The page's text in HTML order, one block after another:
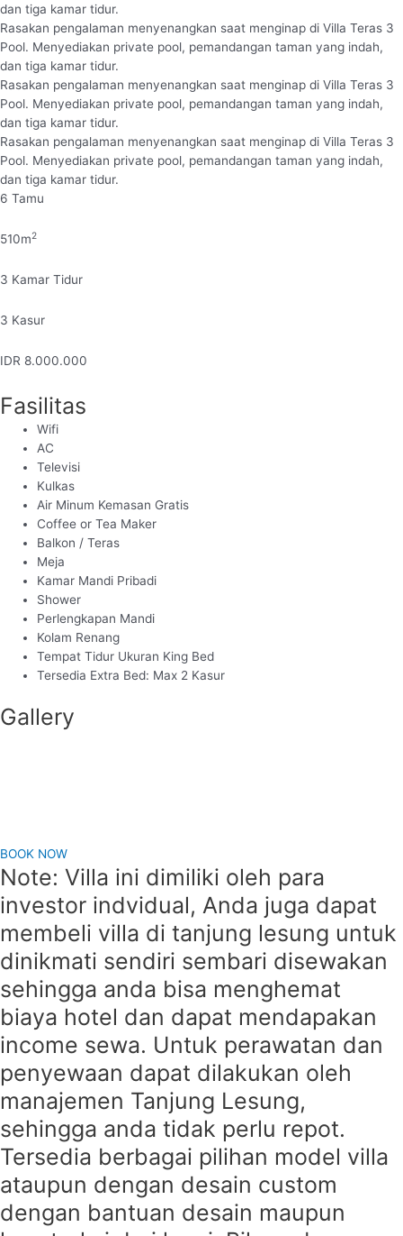
dan tiga kamar tidur.
Rasakan pengalaman menyenangkan saat menginap di Villa Teras 3
Pool. Menyediakan private pool, pemandangan taman yang indah,
dan tiga kamar tidur.
Rasakan pengalaman menyenangkan saat menginap di Villa Teras 3
Pool. Menyediakan private pool, pemandangan taman yang indah,
dan tiga kamar tidur.
Rasakan pengalaman menyenangkan saat menginap di Villa Teras 3
Pool. Menyediakan private pool, pemandangan taman yang indah,
dan tiga kamar tidur.
6 Tamu
510m2
3 Kamar Tidur
3 Kasur
IDR 8.000.000
Fasilitas
Wifi
AC
Televisi
Kulkas
Air Minum Kemasan Gratis
Coffee or Tea Maker
Balkon / Teras
Meja
Kamar Mandi Pribadi
Shower
Perlengkapan Mandi
Kolam Renang
Tempat Tidur Ukuran King Bed
Tersedia Extra Bed: Max 2 Kasur
Gallery
BOOK NOW
Note: Villa ini dimiliki oleh para
investor indvidual, Anda juga dapat
membeli villa di tanjung lesung untuk
dinikmati sendiri sembari disewakan
sehingga anda bisa menghemat
biaya hotel dan dapat mendapakan
income sewa. Untuk perawatan dan
penyewaan dapat dilakukan oleh
manajemen Tanjung Lesung,
sehingga anda tidak perlu repot.
Tersedia berbagai pilihan model villa
ataupun dengan desain custom
dengan bantuan desain maupun